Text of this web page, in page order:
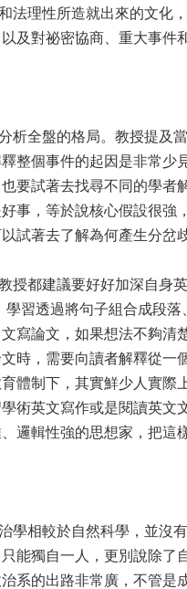
理性所造就出來的文化
及對祕密協商、重大事件
全盤的格局。教授提及
整個事件的起因是非常少
要試著去找尋不同的學者
事，等於說核心假設很強
試著去了解為何產生分岔
都建議要好好加深自身
學習透過將句子組合成段
寫論文，如果想法不夠清
時，需要向讀者解釋從一
體制下，其實鮮少人實際
術英文寫作或是閱讀英文
邏輯性強的思想家，把這
相較於自然科學，並沒
能獨自一人，更別說除了
系的出路非常廣，不管是